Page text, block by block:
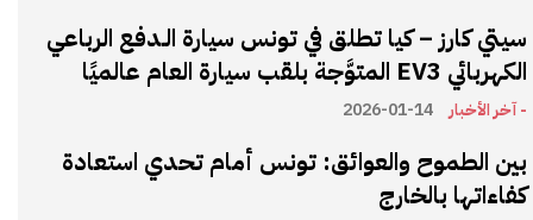
سيتي كارز – كيا تطلق في تونس سيارة الـدفع الرباعي
الكهربائي EV3 المتوَّجة بلقب سيارة العام عالميًا
- آخر الأخبار 2026-01-14
بين الطموح والعوائق: تونس أمام تحدي استعادة
كفاءاتها بالخارج